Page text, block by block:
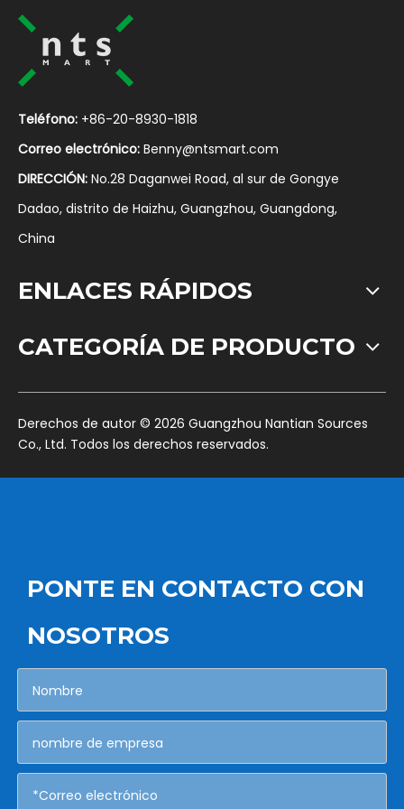
Teléfono: +86-20-8930-1818
Correo electrónico: Benny@ntsmart.com
DIRECCIÓN: No.28 Daganwei Road, al sur de Gongye
Dadao, distrito de Haizhu, Guangzhou, Guangdong,
China
ENLACES RÁPIDOS
CATEGORÍA DE PRODUCTO
​Derechos de autor © 2026 Guangzhou Nantian Sources
Co., Ltd. Todos los derechos reservados.
PONTE EN CONTACTO CON
NOSOTROS